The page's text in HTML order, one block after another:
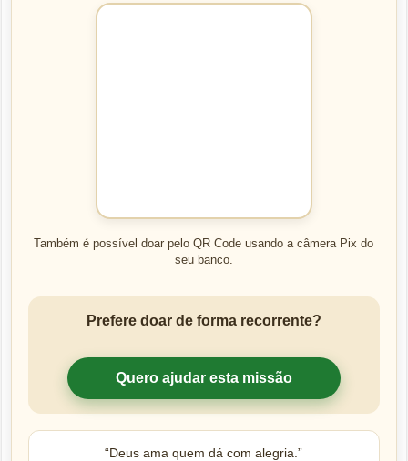
Também é possível doar pelo QR Code usando a câmera Pix do
seu banco.
Prefere doar de forma recorrente?
Quero ajudar esta missão
“Deus ama quem dá com alegria.”